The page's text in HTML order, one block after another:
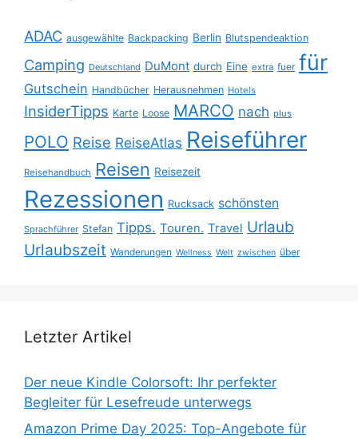
ADAC ausgewählte Backpacking Berlin Blutspendeaktion
Camping Deutschland DuMont durch Eine extra fuer für
Gutschein Handbücher Herausnehmen Hotels
InsiderTipps Karte Loose MARCO nach plus
POLO Reise ReiseAtlas Reiseführer
Reisehandbuch Reisen Reisezeit
Rezessionen Rucksack schönsten
Sprachführer Stefan Tipps. Touren. Travel Urlaub
Urlaubszeit Wanderungen Wellness Welt zwischen über
Letzter Artikel
Der neue Kindle Colorsoft: Ihr perfekter
Begleiter für Lesefreude unterwegs
Amazon Prime Day 2025: Top-Angebote für